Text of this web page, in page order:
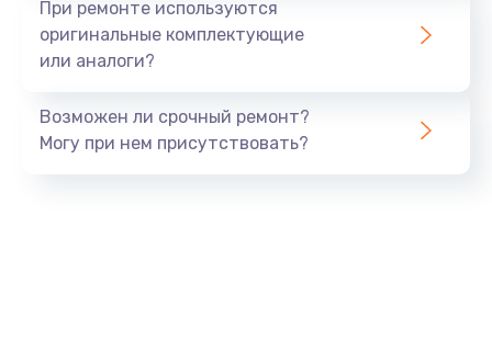
При ремонте используются
оригинальные комплектующие
или аналоги?
Возможен ли срочный ремонт?
Могу при нем присутствовать?